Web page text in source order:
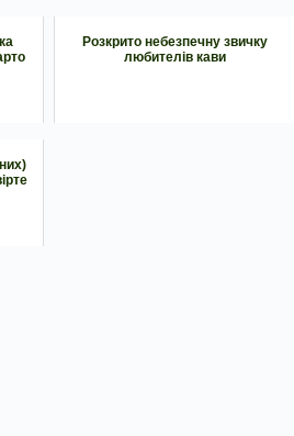
Розкрито небезпечну звичку
любителів кави